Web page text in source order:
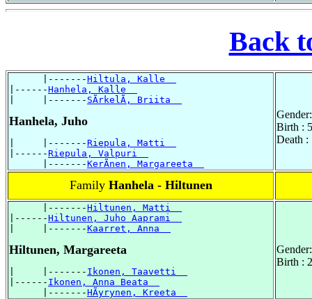
Back
      |-------
Hiltula, Kalle
|------Hanhela, Kalle
|     |------- SÃrkelÃ, Briita
Hanhela, Juho
|     |-------Riepula, Matti
|------Riepula, Valpuri
      |-------
KerÃnen, Margareeta
Birth :
Death :
Family Hanhela - Hiltunen
      |-------
Hiltunen, Matti
|------Hiltunen, Juho Aaprami
|     |-------Kaarret, Anna
Hiltunen, Margareeta
|     |------- Ikonen, Taavetti
|------ Ikonen, Anna Beata
      |-------
HÃyrynen, Kreeta
Birth :